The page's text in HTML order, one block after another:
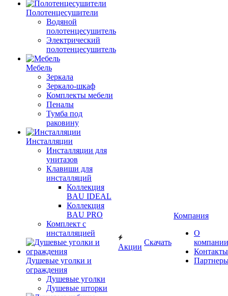
Полотенцесушители
Водяной
полотенцесушитель
Электрический
полотенцесушитель
Мебель
Зеркала
Зеркало-шкаф
Комплекты мебели
Пеналы
Тумба под
раковину
Инсталляции
Инсталляции для
унитазов
Клавиши для
инсталляций
Коллекция
BAU IDEAL
Коллекция
BAU PRO
Комплект с
инсталляцией
Душевые уголки и
ограждения
Душевые уголки
Душевые шторки
Акции
Скачать
Компания
О
компании
Контакты